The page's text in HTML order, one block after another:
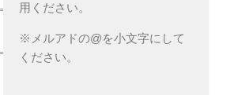
用ください。
※メルアドの@を小文字にして
ください。